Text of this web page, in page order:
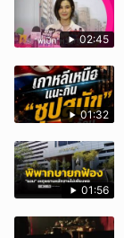
02:45
01:32
01:56